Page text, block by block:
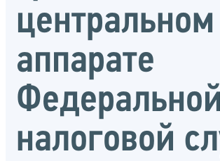
центральном
аппарате
Федеральной
налоговой